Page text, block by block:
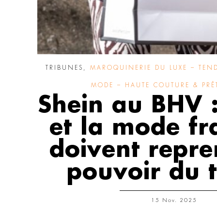
TRIBUNES MAROQUINERIE DU LUXE –
MODE – HAUTE COUTURE &
Shein au BHV
et la mode
doivent
pouvoir du
15 Nov. 2025